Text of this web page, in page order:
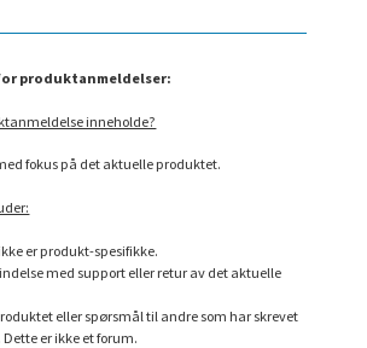
produktanmeldelser:
inneholde?
fokus på det aktuelle produktet.
er produkt-spesifikke.
med support eller retur av det aktuelle
eller spørsmål til andre som har skrevet
er ikke et forum.